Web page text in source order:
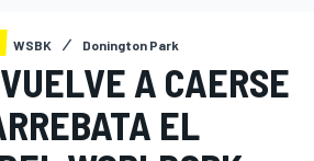
WSBK Donington Park
A CAERSE
EL